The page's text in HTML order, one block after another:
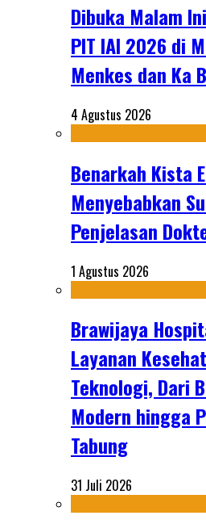
Dibuka Malam
PIT IAI 2026 di
Menkes dan Ka
4 Agustus 2026
Benarkah Kista
Menyebabkan
Penjelasan
1 Agustus 2026
Brawijaya
Layanan
Teknologi, Dari
Modern hingga
Tabung
31 Juli 2026